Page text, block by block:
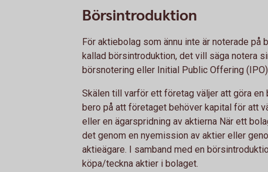
Börsintroduktion
För aktiebolag som ännu inte är noterade på
kallad börsintroduktion, det vill säga notera
börsnotering eller Initial Public Offering
Skälen till varför ett företag väljer att göra
bero på att företaget behöver kapital för att
eller en ägarspridning av aktierna När ett
det genom en nyemission av aktier eller
aktieägare. I samband med en
köpa/teckna aktier i bolaget.